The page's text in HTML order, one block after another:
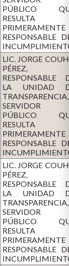
PÚBLICO
RESULTA
PRIMERAMENTE
RESPONSABLE
LIC. JORGE
PÉREZ,
RESPONSABLE
LA UNIDAD
TRANSPARENCIA,
SERVIDOR
PÚBLICO
RESULTA
PRIMERAMENTE
RESPONSABLE
LIC. JORGE
PÉREZ,
RESPONSABLE
LA UNIDAD
TRANSPARENCIA,
SERVIDOR
PÚBLICO
RESULTA
PRIMERAMENTE
RESPONSABLE